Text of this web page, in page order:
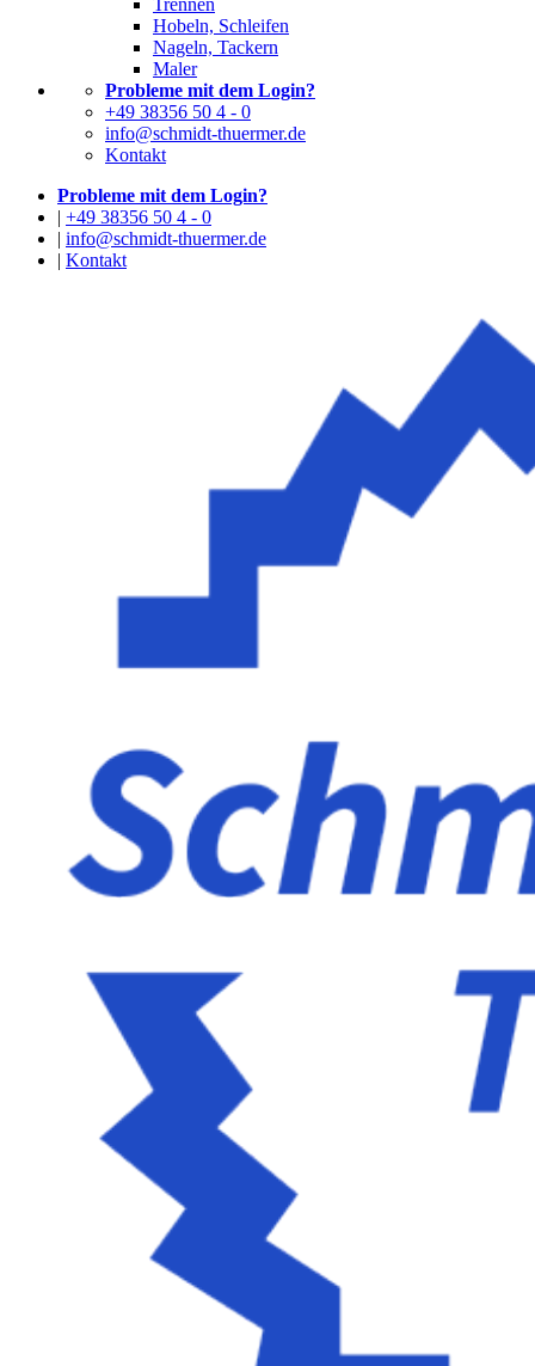
Trennen
Hobeln, Schleifen
Nageln, Tackern
Maler
Probleme mit dem Login?
+49 38356 50 4 - 0
info@schmidt-thuermer.de
Kontakt
Probleme mit dem Login?
| +49 38356 50 4 - 0
| info@schmidt-thuermer.de
| Kontakt